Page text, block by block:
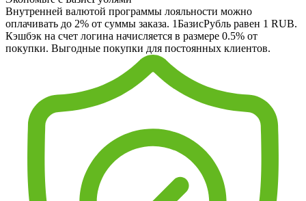
Внутренней валютой программы лояльности можно
оплачивать до 2% от суммы заказа. 1БазисРубль равен 1 RUB.
Кэшбэк на счет логина начисляется в размере 0.5% от
покупки. Выгодные покупки для постоянных клиентов.